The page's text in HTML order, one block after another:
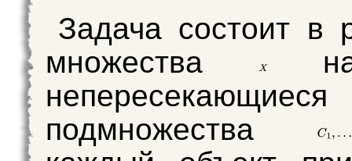
Задача состоит в
множества
на
непересекающиеся
подмножества